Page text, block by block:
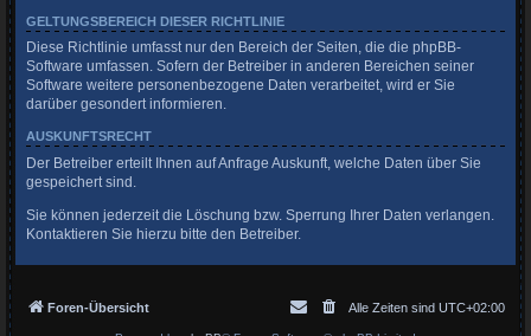
GELTUNGSBEREICH DIESER RICHTLINIE
Diese Richtlinie umfasst nur den Bereich der Seiten, die die phpBB-
Software umfassen. Sofern der Betreiber in anderen Bereichen seiner
Software weitere personenbezogene Daten verarbeitet, wird er Sie
darüber gesondert informieren.
AUSKUNFTSRECHT
Der Betreiber erteilt Ihnen auf Anfrage Auskunft, welche Daten über Sie
gespeichert sind.
Sie können jederzeit die Löschung bzw. Sperrung Ihrer Daten verlangen.
Kontaktieren Sie hierzu bitte den Betreiber.
Foren-Übersicht Alle Zeiten sind UTC+02:00